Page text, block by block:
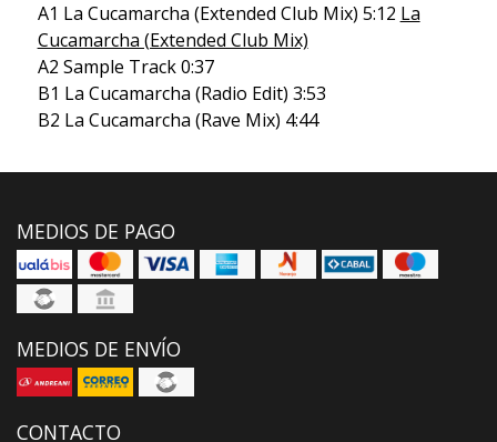
A1 La Cucamarcha (Extended Club Mix) 5:12 La
Cucamarcha (Extended Club Mix)
A2 Sample Track 0:37
B1 La Cucamarcha (Radio Edit) 3:53
B2 La Cucamarcha (Rave Mix) 4:44
MEDIOS DE PAGO
MEDIOS DE ENVÍO
CONTACTO